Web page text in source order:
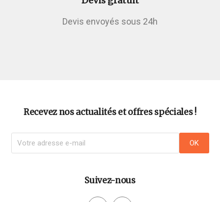
Devis envoyés sous 24h
Recevez nos actualités et offres spéciales !
Suivez-nous